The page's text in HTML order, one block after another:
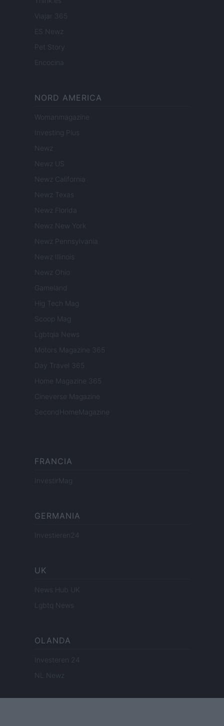
Viajar 365
ES Newz
Pet Story
Encocina
NORD AMERICA
Womanmagazine
Investing Plus
Newz
Newz US
Newz California
Newz Texas
Newz Florida
Newz New York
Newz Pennsylvania
Newz Illinois
Newz Ohio
Gameland
Hig Tech Mag
Scoop Mag
Lgbtqia News
Motors Magazine 365
Day Travel 365
Home Magazine 365
Cineverse Magazine
SecondHomeMagazine
FRANCIA
InvestirMag
GERMANIA
Investieren24
UK
News Hub UK
Lgbtq News
OLANDA
Investeren 24
NL Newz